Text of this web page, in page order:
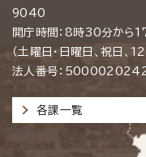
9040
開庁時間：8時30分から
（土曜日・日曜日、祝日、
法人番号：
各課一覧